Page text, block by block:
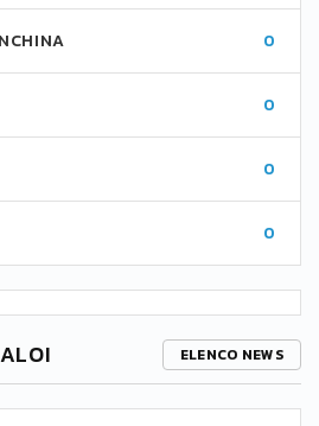
0
0
0
0
ELENCO NEWS